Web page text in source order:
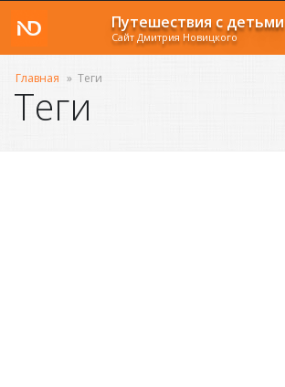
Путешествия с детьми
Сайт Дмитрия Новицкого
Главная » Теги
Теги